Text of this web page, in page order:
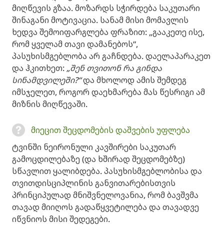
მიღწევის გზაა. მოზარდს სჭირდება საკუთარი
შინაგანი მოტივაცია. სანამ მისი მომავლის
ხედვა შემოიფარგლება ფრაზით: „გააკეთე ისე,
რომ ყველამ თავი დამანებოს“,
პასუხისმგებლობა არ გაჩნდება. დაელაპარაკეთ
და ჰკითხეთ: „შენ თვითონ რა გინდა
სინამდვილეში?“და მხოლოდ ამის შემდეგ
იმსჯელეთ, როგორ დაეხმარება მას წესრიგი ამ
მიზნის მიღწევაში.
მიეცით შეცდომების დაშვების უფლება
ტვინში ნეირონული კავშირები საკუთარ
გამოცდილებაზე (და ხშირად შეცდომებზე)
სწავლით ყალიბდება. პასუხისმგებლობისა და
თვითდისციპლინის განვითარებისთვის
პრინციპულად მნიშვნელოვანია, რომ ბავშვმა
თავად მიიღოს გადაწყვეტილება და თავადვე
იწვნიოს მისი შედეგები.